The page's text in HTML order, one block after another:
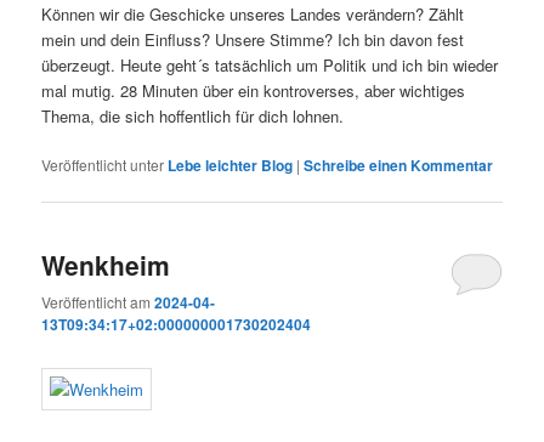
Können wir die Geschicke unseres Landes verändern? Zählt
mein und dein Einfluss? Unsere Stimme? Ich bin davon fest
überzeugt. Heute geht´s tatsächlich um Politik und ich bin wieder
mal mutig. 28 Minuten über ein kontroverses, aber wichtiges
Thema, die sich hoffentlich für dich lohnen.
Veröffentlicht unter Lebe leichter Blog |Schreibe einen Kommentar
Wenkheim
Veröffentlicht am2024-04-
13T09:34:17+02:000000001730202404